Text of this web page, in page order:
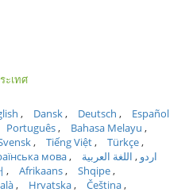
ะเทศ
Dansk Deutsch
Español
Português
Bahasa Melayu
Tiếng Việt
Türkçe
мова اردو
اللغة العربية
Afrikaans
Shqipe
Hrvatska
Čeština